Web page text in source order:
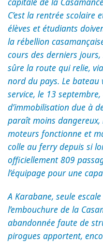
C’est la rentrée scolaire
élèves et étudiants
la rébellion
cours des derniers
sûre la route qui relie,
nord du pays. Le
service, le 13
d’immobilisation due à
paraît moins dangereux,
moteurs fonctionne et
colle au ferry depuis si
officiellement 809
l’équipage pour une
A Karabane, seule
l’embouchure de la
abandonnée faute de
pirogues apportent,